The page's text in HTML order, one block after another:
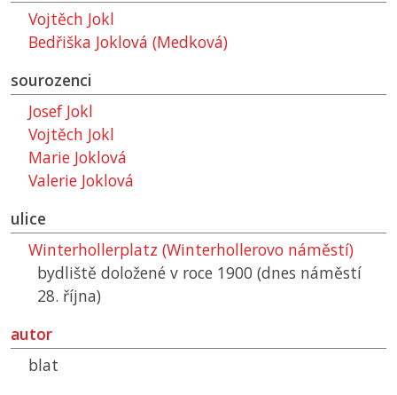
Vojtěch Jokl
Bedřiška Joklová (Medková)
sourozenci
Josef Jokl
Vojtěch Jokl
Marie Joklová
Valerie Joklová
ulice
Winterhollerplatz (Winterhollerovo náměstí)
bydliště doložené v roce 1900 (dnes náměstí
28. října)
autor
blat